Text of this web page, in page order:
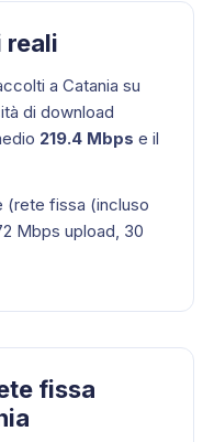
reali
a Catania su
di download
219.4 Mbps e il
(rete fissa (incluso
Mbps upload, 30
fissa